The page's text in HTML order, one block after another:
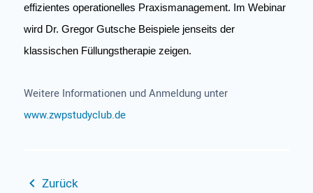
effizientes operationelles Praxismanagement. Im Webinar
wird Dr. Gregor Gutsche Beispiele jenseits der
klassischen Füllungstherapie zeigen.
Weitere Informationen und Anmeldung unter
www.zwpstudyclub.de
Zurück